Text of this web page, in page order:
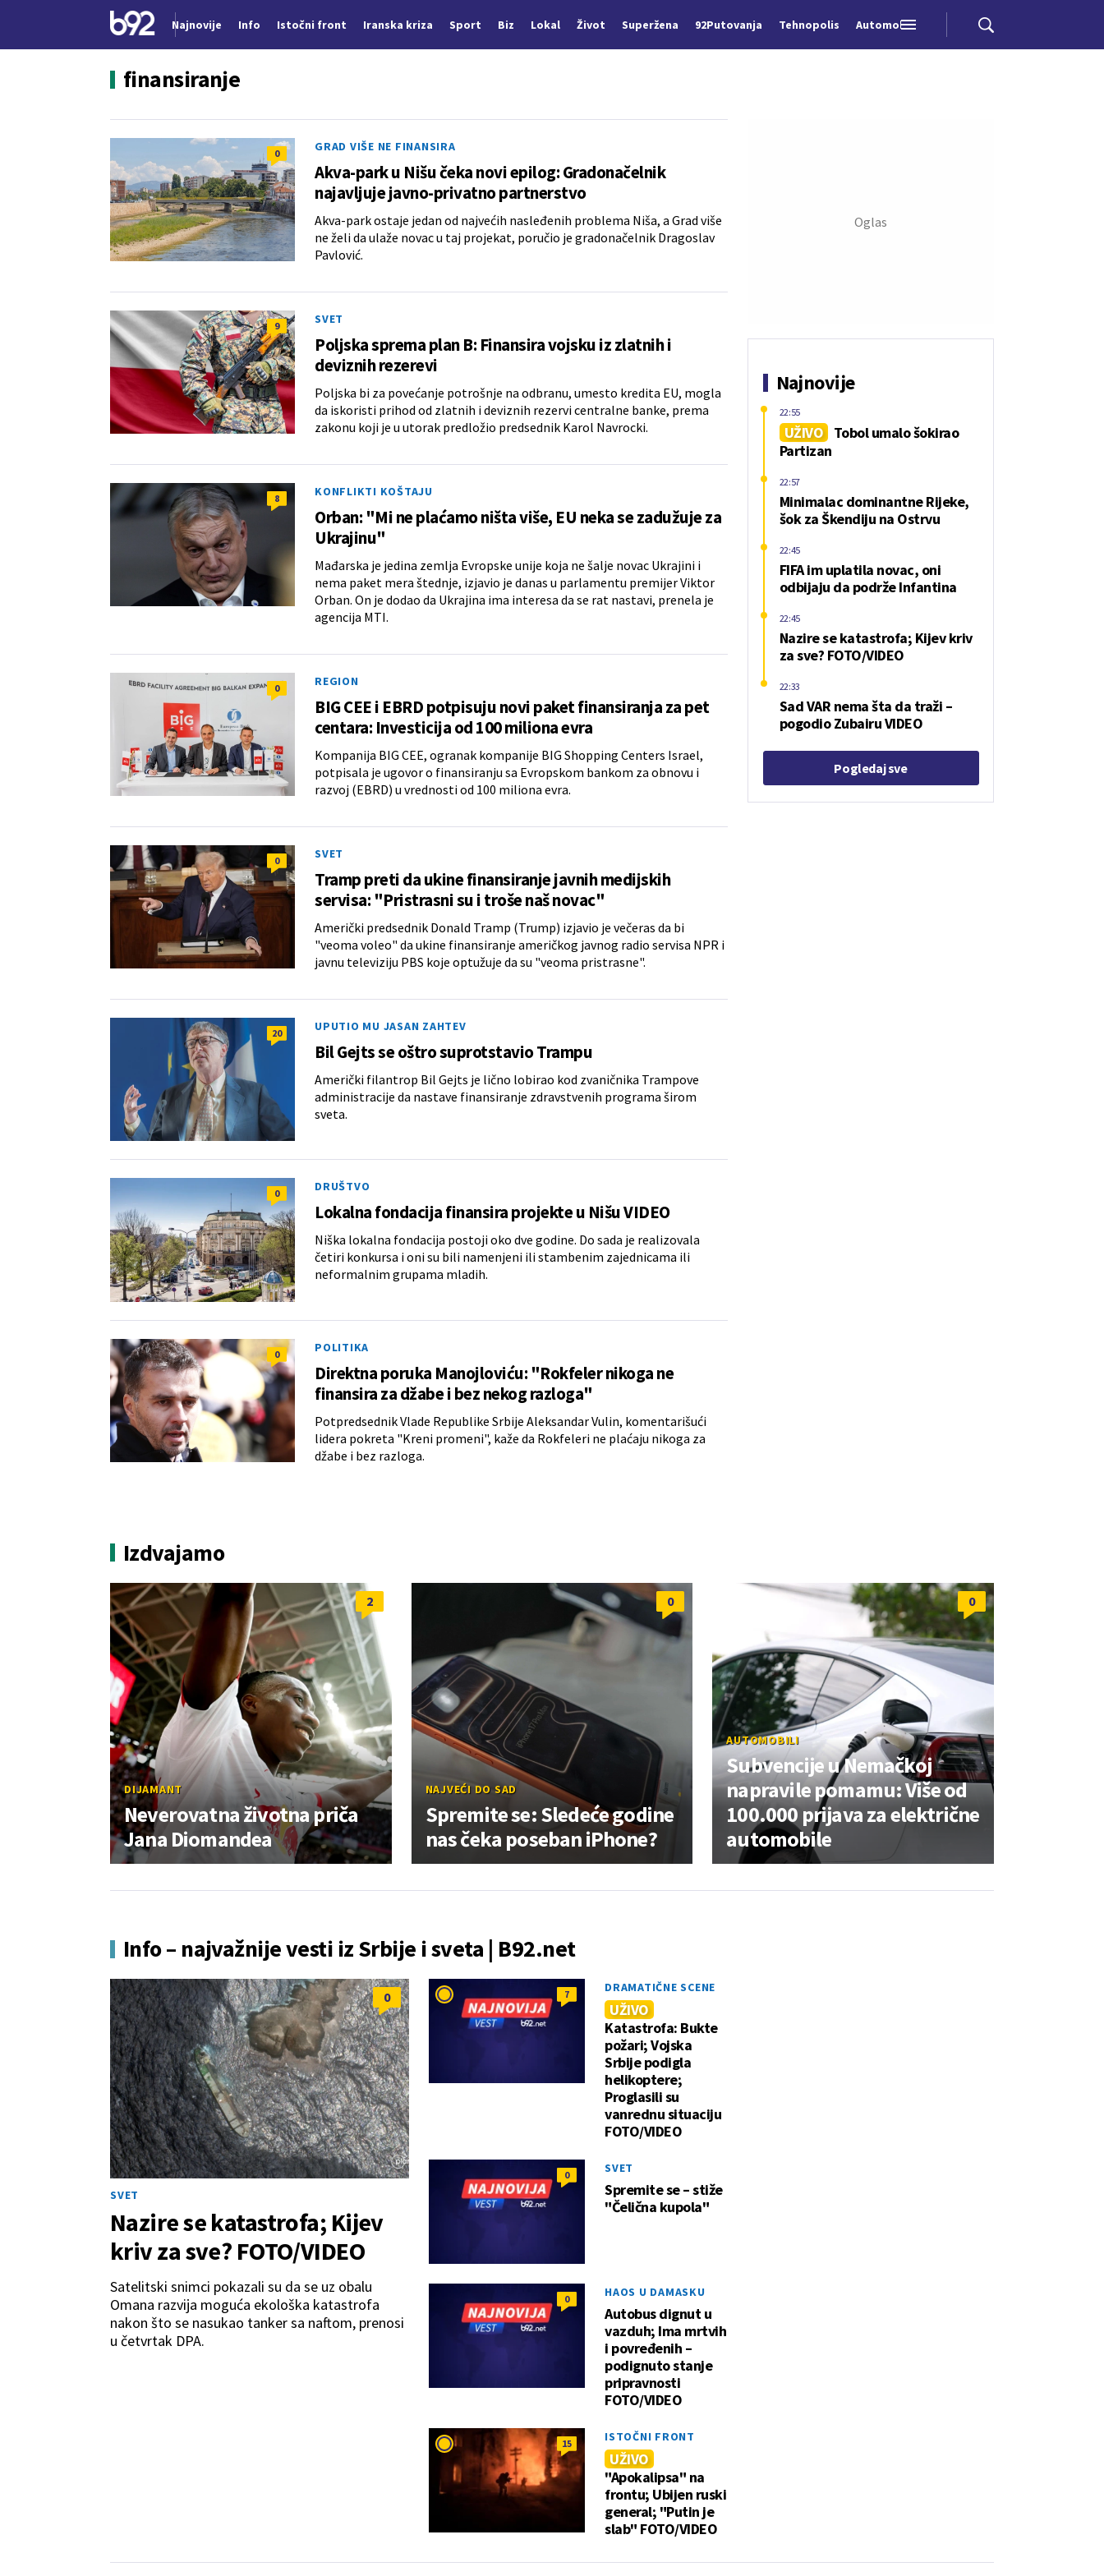
Najnovije Info Istočni front Iranska kriza Sport Biz Lokal Život Superžena 92Putovanja Tehnopolis Automobili
finansiranje
0 GRAD VIŠE NE FINANSIRA
Akva-park u Nišu čeka novi epilog: Gradonačelnik
najavljuje javno-privatno partnerstvo
Akva-park ostaje jedan od najvećih nasleđenih problema Niša, a Grad više
ne želi da ulaže novac u taj projekat, poručio je gradonačelnik Dragoslav
Pavlović.
9 SVET
Poljska sprema plan B: Finansira vojsku iz zlatnih i
deviznih rezerevi
Poljska bi za povećanje potrošnje na odbranu, umesto kredita EU, mogla
da iskoristi prihod od zlatnih i deviznih rezervi centralne banke, prema
zakonu koji je u utorak predložio predsednik Karol Navrocki.
8 KONFLIKTI KOŠTAJU
Orban: "Mi ne plaćamo ništa više, EU neka se zadužuje za
Ukrajinu"
Mađarska je jedina zemlja Evropske unije koja ne šalje novac Ukrajini i
nema paket mera štednje, izjavio je danas u parlamentu premijer Viktor
Orban. On je dodao da Ukrajina ima interesa da se rat nastavi, prenela je
agencija MTI.
0 REGION
BIG CEE i EBRD potpisuju novi paket finansiranja za pet
centara: Investicija od 100 miliona evra
Kompanija BIG CEE, ogranak kompanije BIG Shopping Centers Israel,
potpisala je ugovor o finansiranju sa Evropskom bankom za obnovu i
razvoj (EBRD) u vrednosti od 100 miliona evra.
0 SVET
Tramp preti da ukine finansiranje javnih medijskih
servisa: "Pristrasni su i troše naš novac"
Američki predsednik Donald Tramp (Trump) izjavio je večeras da bi
"veoma voleo" da ukine finansiranje američkog javnog radio servisa NPR i
javnu televiziju PBS koje optužuje da su "veoma pristrasne".
20 UPUTIO MU JASAN ZAHTEV
Bil Gejts se oštro suprotstavio Trampu
Američki filantrop Bil Gejts je lično lobirao kod zvaničnika Trampove
administracije da nastave finansiranje zdravstvenih programa širom
sveta.
0 DRUŠTVO
Lokalna fondacija finansira projekte u Nišu VIDEO
Niška lokalna fondacija postoji oko dve godine. Do sada je realizovala
četiri konkursa i oni su bili namenjeni ili stambenim zajednicama ili
neformalnim grupama mladih.
0 POLITIKA
Direktna poruka Manojloviću: "Rokfeler nikoga ne
finansira za džabe i bez nekog razloga"
Potpredsednik Vlade Republike Srbije Aleksandar Vulin, komentarišući
lidera pokreta "Kreni promeni", kaže da Rokfeleri ne plaćaju nikoga za
džabe i bez razloga.
Najnovije
UŽIVO
Tobol umalo šokirao
Partizan
22:55
Minimalac dominantne Rijeke,
šok za Škendiju na Ostrvu
22:57
FIFA im uplatila novac, oni
odbijaju da podrže Infantina
22:45
Nazire se katastrofa; Kijev kriv
za sve? FOTO/VIDEO
22:45
Sad VAR nema šta da traži –
pogodio Zubairu VIDEO
22:33
Pogledaj sve
Izdvajamo
2
DIJAMANT
Neverovatna životna priča
Jana Diomandea
0
NAJVEĆI DO SAD
Spremite se: Sledeće godine
nas čeka poseban iPhone?
0
AUTOMOBILI
Subvencije u Nemačkoj
napravile pomamu: Više od
100.000 prijava za električne
automobile
Info – najvažnije vesti iz Srbije i sveta | B92.net
0
SVET
Nazire se katastrofa; Kijev
kriv za sve? FOTO/VIDEO
Satelitski snimci pokazali su da se uz obalu
Omana razvija moguća ekološka katastrofa
nakon što se nasukao tanker sa naftom, prenosi
u četvrtak DPA.
7 DRAMATIČNE SCENE
UŽIVO
Katastrofa: Bukte
požari; Vojska
Srbije podigla
helikoptere;
Proglasili su
vanrednu situaciju
FOTO/VIDEO
0 SVET
Spremite se – stiže
"Čelična kupola"
0 HAOS U DAMASKU
Autobus dignut u
vazduh; Ima mrtvih
i povređenih –
podignuto stanje
pripravnosti
FOTO/VIDEO
15 ISTOČNI FRONT
UŽIVO
"Apokalipsa" na
frontu; Ubijen ruski
general; "Putin je
slab" FOTO/VIDEO